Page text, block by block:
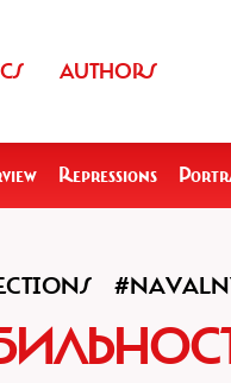
AUTHORS
Repressions